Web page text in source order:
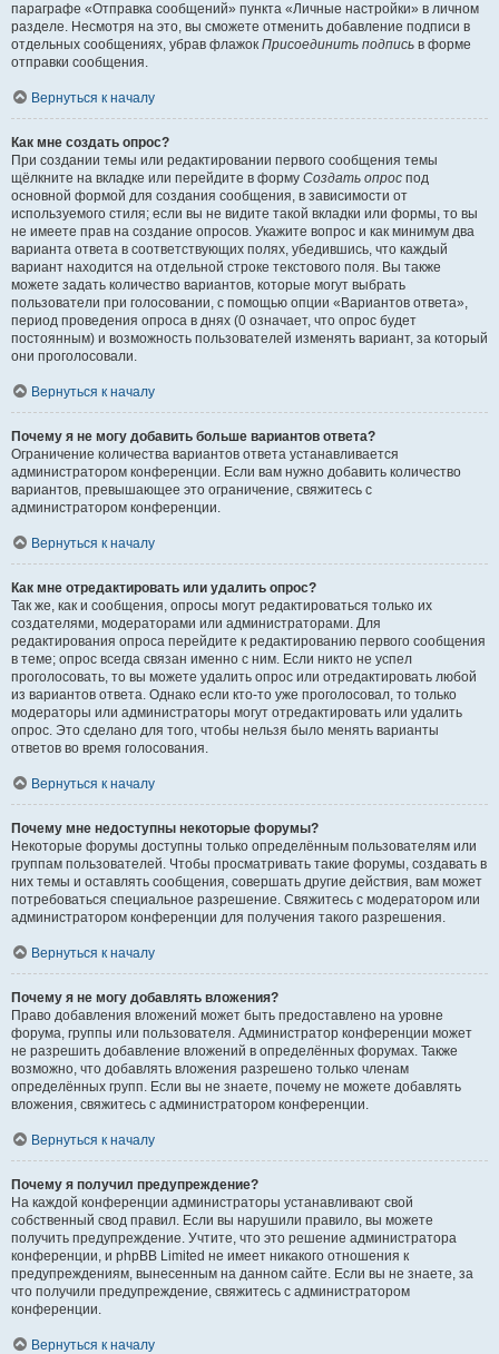
параграфе «Отправка сообщений» пункта «Личные настройки» в личном
разделе. Несмотря на это, вы сможете отменить добавление подписи в
отдельных сообщениях, убрав флажок Присоединить подпись в форме
отправки сообщения.
Вернуться к началу
Как мне создать опрос?
При создании темы или редактировании первого сообщения темы
щёлкните на вкладке или перейдите в форму Создать опрос под
основной формой для создания сообщения, в зависимости от
используемого стиля; если вы не видите такой вкладки или формы, то вы
не имеете прав на создание опросов. Укажите вопрос и как минимум два
варианта ответа в соответствующих полях, убедившись, что каждый
вариант находится на отдельной строке текстового поля. Вы также
можете задать количество вариантов, которые могут выбрать
пользователи при голосовании, с помощью опции «Вариантов ответа»,
период проведения опроса в днях (0 означает, что опрос будет
постоянным) и возможность пользователей изменять вариант, за который
они проголосовали.
Вернуться к началу
Почему я не могу добавить больше вариантов ответа?
Ограничение количества вариантов ответа устанавливается
администратором конференции. Если вам нужно добавить количество
вариантов, превышающее это ограничение, свяжитесь с
администратором конференции.
Вернуться к началу
Как мне отредактировать или удалить опрос?
Так же, как и сообщения, опросы могут редактироваться только их
создателями, модераторами или администраторами. Для
редактирования опроса перейдите к редактированию первого сообщения
в теме; опрос всегда связан именно с ним. Если никто не успел
проголосовать, то вы можете удалить опрос или отредактировать любой
из вариантов ответа. Однако если кто-то уже проголосовал, то только
модераторы или администраторы могут отредактировать или удалить
опрос. Это сделано для того, чтобы нельзя было менять варианты
ответов во время голосования.
Вернуться к началу
Почему мне недоступны некоторые форумы?
Некоторые форумы доступны только определённым пользователям или
группам пользователей. Чтобы просматривать такие форумы, создавать в
них темы и оставлять сообщения, совершать другие действия, вам может
потребоваться специальное разрешение. Свяжитесь с модератором или
администратором конференции для получения такого разрешения.
Вернуться к началу
Почему я не могу добавлять вложения?
Право добавления вложений может быть предоставлено на уровне
форума, группы или пользователя. Администратор конференции может
не разрешить добавление вложений в определённых форумах. Также
возможно, что добавлять вложения разрешено только членам
определённых групп. Если вы не знаете, почему не можете добавлять
вложения, свяжитесь с администратором конференции.
Вернуться к началу
Почему я получил предупреждение?
На каждой конференции администраторы устанавливают свой
собственный свод правил. Если вы нарушили правило, вы можете
получить предупреждение. Учтите, что это решение администратора
конференции, и phpBB Limited не имеет никакого отношения к
предупреждениям, вынесенным на данном сайте. Если вы не знаете, за
что получили предупреждение, свяжитесь с администратором
конференции.
Вернуться к началу